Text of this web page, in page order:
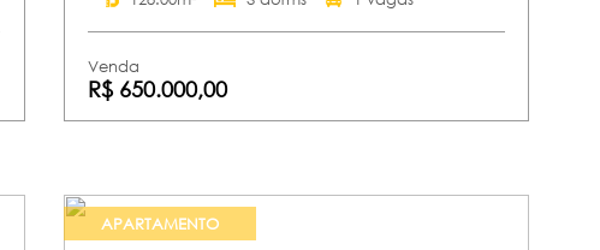
Venda
R$ 650.000,00
APARTAMENTO